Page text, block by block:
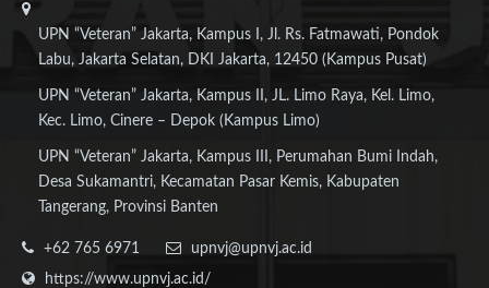
UPN “Veteran” Jakarta, Kampus I, Jl. Rs. Fatmawati, Pondok
Labu, Jakarta Selatan, DKI Jakarta, 12450 (Kampus Pusat)
UPN “Veteran” Jakarta, Kampus II, JL. Limo Raya, Kel. Limo,
Kec. Limo, Cinere – Depok (Kampus Limo)
UPN “Veteran” Jakarta, Kampus III, Perumahan Bumi Indah,
Desa Sukamantri, Kecamatan Pasar Kemis, Kabupaten
Tangerang, Provinsi Banten
+62 765 6971
upnvj@upnvj.ac.id
https://www.upnvj.ac.id/